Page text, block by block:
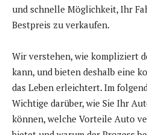
und schnelle Möglichkeit, Ihr
Bestpreis zu verkaufen.
Wir verstehen, wie kompliziert
kann, und bieten deshalb eine
das Leben erleichtert. Im
Wichtige darüber, wie Sie Ihr
können, welche Vorteile Auto